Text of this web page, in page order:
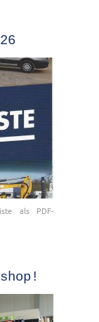
als PDF-